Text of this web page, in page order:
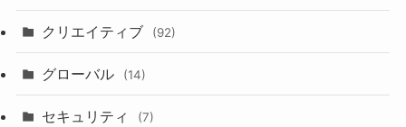
クリエイティブ (92)
グローバル (14)
セキュリティ (7)